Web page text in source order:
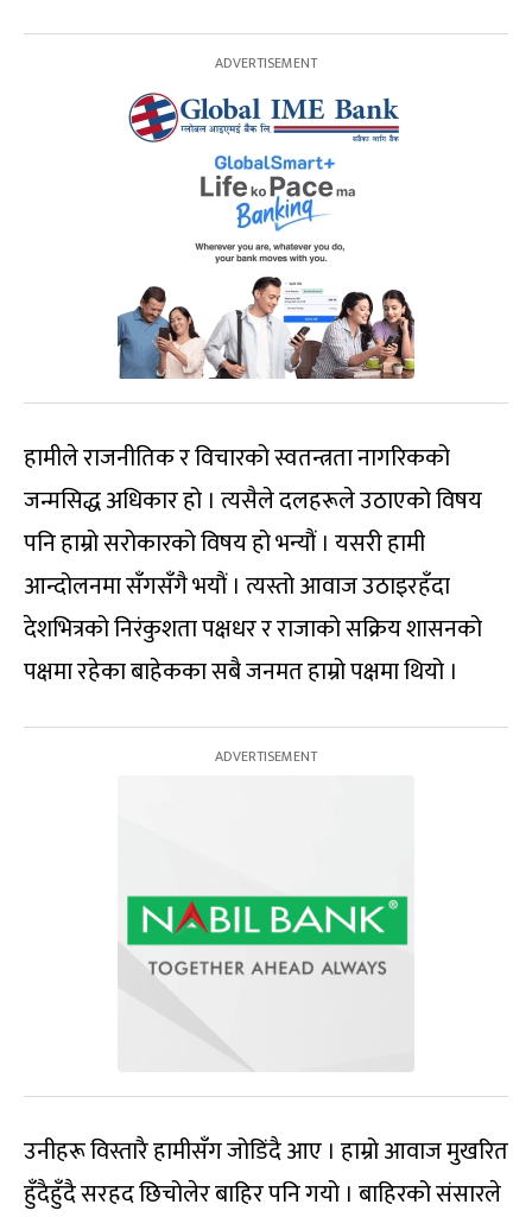
हामीले राजनीतिक र विचारको स्वतन्त्रता नागरिकको
जन्मसिद्ध अधिकार हो । त्यसैले दलहरूले उठाएको विषय
पनि हाम्रो सरोकारको विषय हो भन्यौं । यसरी हामी
आन्दोलनमा सँगसँगै भयौं । त्यस्तो आवाज उठाइरहँदा
देशभित्रको निरंकुशता पक्षधर र राजाको सक्रिय शासनको
पक्षमा रहेका बाहेकका सबै जनमत हाम्रो पक्षमा थियो ।
उनीहरू विस्तारै हामीसँग जोडिंदै आए । हाम्रो आवाज मुखरित
हुँदैहुँदै सरहद छिचोलेर बाहिर पनि गयो । बाहिरको संसारले